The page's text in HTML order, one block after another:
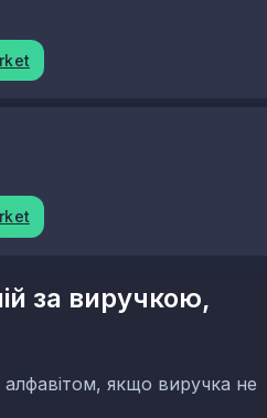
за виручкою,
якщо виручка не